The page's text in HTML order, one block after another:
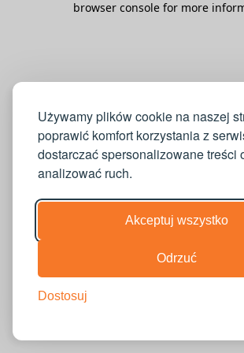
Używamy plików cookie na naszej
poprawić komfort korzystania z
dostarczać spersonalizowane treści
analizować ruch.
Akceptuj wszystko
Odrzuć
Dostosuj
browser console for more